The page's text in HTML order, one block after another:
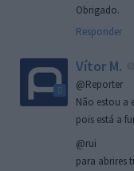
Obrigado.
Responder
Vítor M.
@Reporter
Não estou a
pois está a
@rui
para abrires